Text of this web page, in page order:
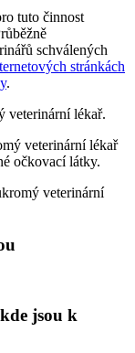
tuto činnost
schválených
stránkách
.
veterinární lékař.
veterinární lékař
očkovací látky.
veterinární
jsou k